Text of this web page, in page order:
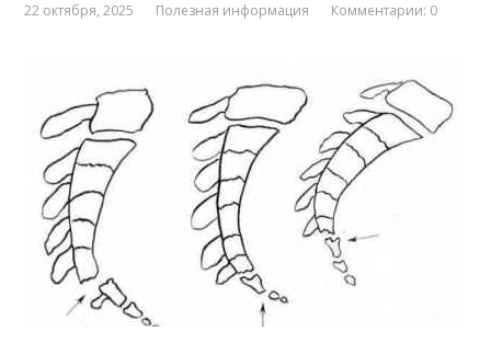
22 октября, 2025 Полезная информация Комментарии: 0